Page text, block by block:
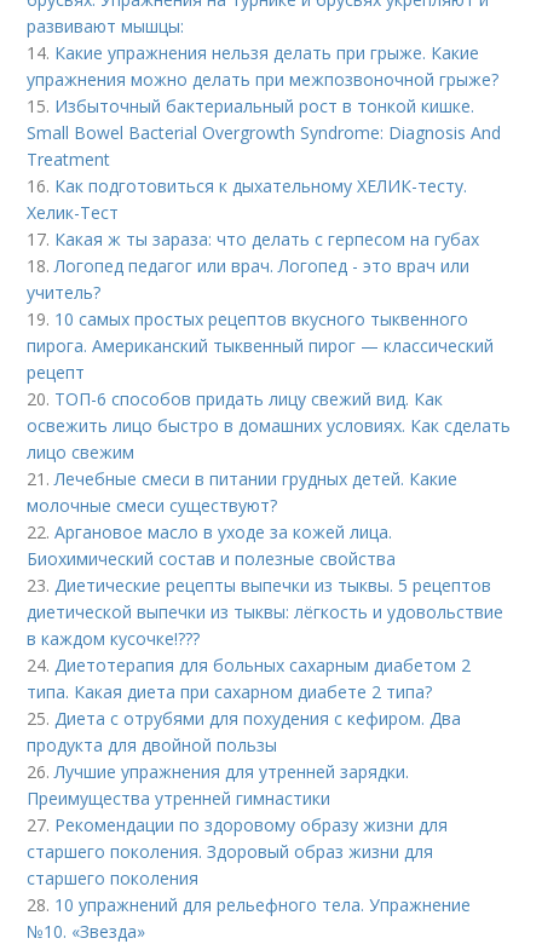
развивают мышцы:
14. Какие упражнения нельзя делать при грыже. Какие
упражнения можно делать при межпозвоночной грыже?
15. Избыточный бактериальный рост в тонкой кишке.
Small Bowel Bacterial Overgrowth Syndrome: Diagnosis And
Treatment
16. Как подготовиться к дыхательному ХЕЛИК-тесту.
Хелик-Тест
17. Какая ж ты зараза: что делать с герпесом на губах
18.Логопед педагог или врач. Логопед - это врач или
учитель?
19. 10 самых простых рецептов вкусного тыквенного
пирога. Американский тыквенный пирог — классический
рецепт
20. ТОП-6 способов придать лицу свежий вид. Как
освежить лицо быстро в домашних условиях. Как сделать
лицо свежим
21.Лечебные смеси в питании грудных детей. Какие
молочные смеси существуют?
22.Аргановое масло в уходе за кожей лица.
Биохимический состав и полезные свойства
23.Диетические рецепты выпечки из тыквы. 5 рецептов
диетической выпечки из тыквы: лёгкость и удовольствие
в каждом кусочке!???
24.Диетотерапия для больных сахарным диабетом 2
типа. Какая диета при сахарном диабете 2 типа?
25.Диета с отрубями для похудения с кефиром. Два
продукта для двойной пользы
26.Лучшие упражнения для утренней зарядки.
Преимущества утренней гимнастики
27. Рекомендации по здоровому образу жизни для
старшего поколения. Здоровый образ жизни для
старшего поколения
28. 10 упражнений для рельефного тела. Упражнение
№10. «Звезда»